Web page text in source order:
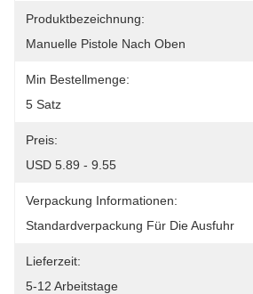
Produktbezeichnung:
Manuelle Pistole Nach Oben
Min Bestellmenge:
5 Satz
Preis:
USD 5.89 - 9.55
Verpackung Informationen:
Standardverpackung Für Die Ausfuhr
Lieferzeit:
5-12 Arbeitstage